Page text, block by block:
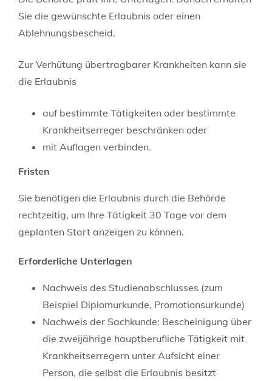
Sie die gewünschte Erlaubnis oder einen
Ablehnungsbescheid.
Zur Verhütung übertragbarer Krankheiten kann sie
die Erlaubnis
auf bestimmte Tätigkeiten oder bestimmte
Krankheitserreger beschränken oder
mit Auflagen verbinden.
Fristen
Sie benötigen die Erlaubnis durch die Behörde
rechtzeitig, um Ihre Tätigkeit 30 Tage vor dem
geplanten Start anzeigen zu können.
Erforderliche Unterlagen
Nachweis des Studienabschlusses (zum
Beispiel Diplomurkunde, Promotionsurkunde)
Nachweis der Sachkunde: Bescheinigung über
die zweijährige hauptberufliche Tätigkeit mit
Krankheitserregern unter Aufsicht einer
Person, die selbst die Erlaubnis besitzt